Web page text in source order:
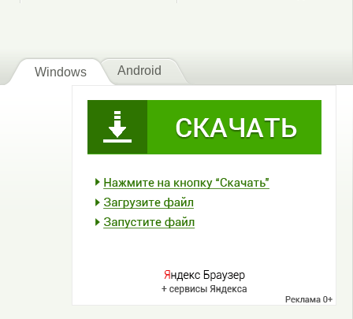
Windows Android